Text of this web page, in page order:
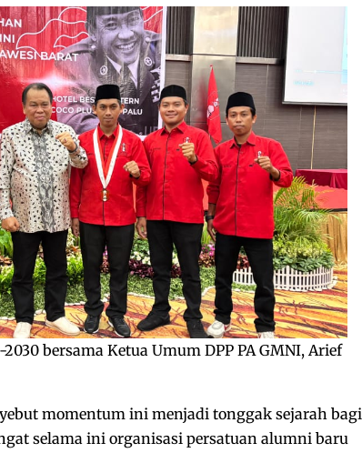
bersama Ketua Umum DPP PA GMNI, Arief
momentum ini menjadi tonggak sejarah bagi
selama ini organisasi persatuan alumni baru